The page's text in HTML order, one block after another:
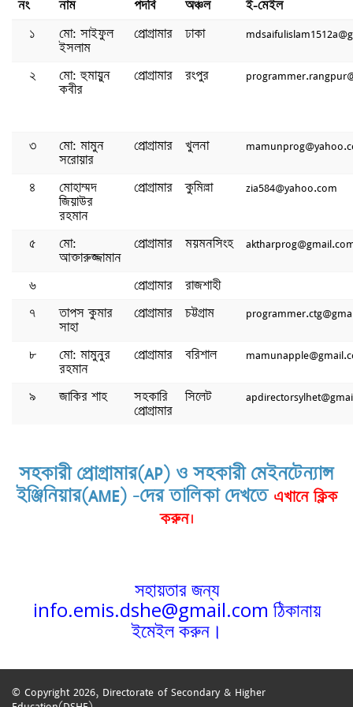
নং
নাম পদবি অঞ্চল
ই-মেইল
১
মো: সাইফুল
ইসলাম
প্রোগ্রামার ঢাকা
২
মো: হুমায়ুন
কবীর
প্রোগ্রামার রংপুর
৩
মো: মামুন
সরোয়ার
প্রোগ্রামার খুলনা
৪
মোহাম্মদ
জিয়াউর
রহমান
প্রোগ্রামার কুমিল্লা zia584@yahoo.com
৫
মো:
আক্তারুজ্জামান
প্রোগ্রামার ময়মনসিংহ
৬ প্রোগ্রামার
রাজশাহী
৭
তাপস কুমার
সাহা
প্রোগ্রামার চট্টগ্রাম
৮
মো: মামুনুর
রহমান
প্রোগ্রামার বরিশাল
৯ জাকির শাহ
সহকারি
প্রোগ্রামার
সিলেট
সহকারী প্রোগ্রামার(AP) ও সহকারী মেইনটেন্যান্স
ইঞ্জিনিয়ার(AME) -দের তালিকা দেখতে এখানে ক্লিক
করুন।
সহায়তার জন্য
info.emis.dshe@gmail.com ঠিকানায়
ইমেইল করুন।
© Copyright 2026, Directorate of Secondary & Higher